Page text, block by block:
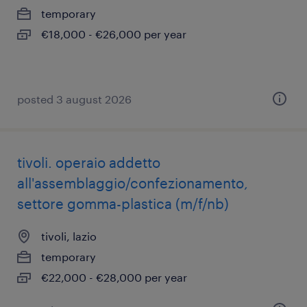
temporary
€18,000 - €26,000 per year
posted 3 august 2026
tivoli. operaio addetto
all'assemblaggio/confezionamento,
settore gomma-plastica (m/f/nb)
tivoli, lazio
temporary
€22,000 - €28,000 per year